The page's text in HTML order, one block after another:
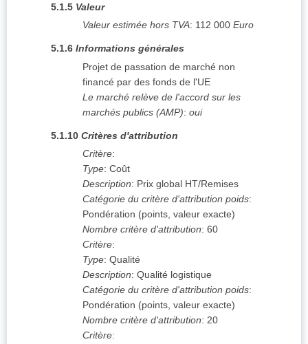
5.1.5 Valeur
Valeur estimée hors TVA: 112 000 Euro
5.1.6 Informations générales
Projet de passation de marché non
financé par des fonds de l'UE
Le marché relève de l'accord sur les
marchés publics (AMP): oui
5.1.10 Critères d'attribution
Critère:
Type: Coût
Description: Prix global HT/Remises
Catégorie du critère d'attribution poids:
Pondération (points, valeur exacte)
Nombre critère d'attribution: 60
Critère:
Type: Qualité
Description: Qualité logistique
Catégorie du critère d'attribution poids:
Pondération (points, valeur exacte)
Nombre critère d'attribution: 20
Critère: